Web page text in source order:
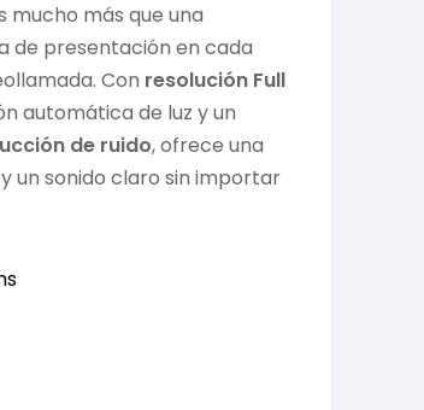
mucho más que una
de presentación en cada
Con resolución Full
automática de luz y un
de ruido, ofrece una
un sonido claro sin importar